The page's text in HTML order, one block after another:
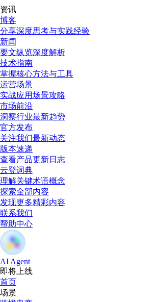
资讯
博客
分享深度思考与实践经验
新闻
要文纵览深度解析
技术指南
掌握核心方法与工具
运营场景
实战应用场景攻略
市场前沿
洞察行业最新趋势
官方发布
关注我们最新动态
版本速递
查看产品更新日志
云登词典
理解关键术语概念
探索全部内容
发现更多精彩内容
联系我们
帮助中心
AI Agent
即将上线
首页
场景